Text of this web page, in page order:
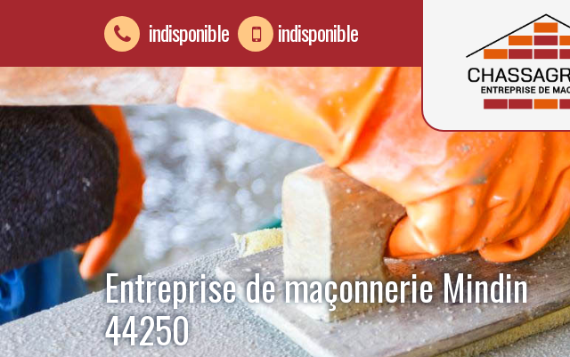
indisponible indisponible
Entreprise de maçonnerie Mindin
44250